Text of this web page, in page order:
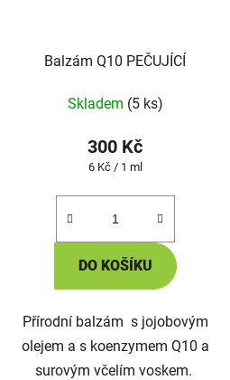
Balzám Q10 PEČUJÍCÍ
Skladem (5 ks)
300 Kč
Měrná
6 Kč / 1 ml
DO KOŠÍKU
Přírodní balzám s jojobovým
olejem a s koenzymem Q10 a
surovým včelím voskem.